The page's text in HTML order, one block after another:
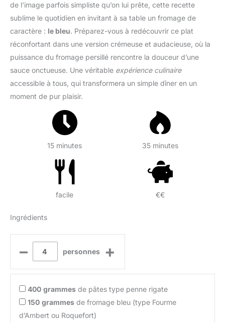
de l’image parfois simpliste qu’on lui prête, cette recette
sublime le quotidien en invitant à sa table un fromage de
caractère : le bleu. Préparez-vous à redécouvrir ce plat
réconfortant dans une version crémeuse et audacieuse, où la
puissance du fromage persillé rencontre la douceur d’une
sauce onctueuse. Une véritable expérience culinaire
accessible à tous, qui transformera un simple dîner en un
moment de pur plaisir.
15 minutes 35 minutes
facile €€
Ingrédients
– personnes +
400 grammes de pâtes type penne rigate
150 grammes de fromage bleu (type Fourme
d’Ambert ou Roquefort)